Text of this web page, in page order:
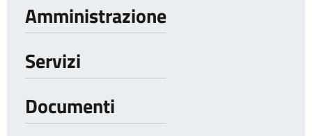
Amministrazione
Servizi
Documenti